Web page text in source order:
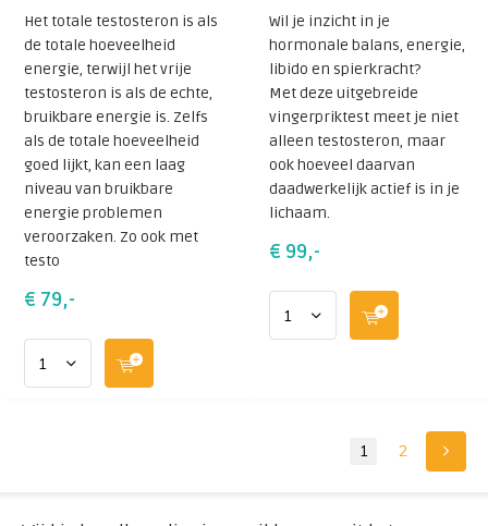
Het totale testosteron is als
de totale hoeveelheid
energie, terwijl het vrije
testosteron is als de echte,
bruikbare energie is. Zelfs
als de totale hoeveelheid
goed lijkt, kan een laag
niveau van bruikbare
energie problemen
veroorzaken. Zo ook met
testo
€ 79,-
Wil je inzicht in je
hormonale balans, energie,
libido en spierkracht?
Met deze uitgebreide
vingerpriktest meet je niet
alleen testosteron, maar
ook hoeveel daarvan
daadwerkelijk actief is in je
lichaam.
€ 99,-
1 2